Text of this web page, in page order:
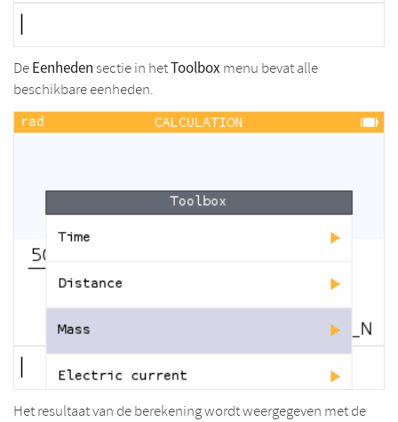
DeEenhedensectie in hetToolbox menu bevat alle
beschikbare eenheden.
Het resultaat van de berekening wordt weergegeven met de